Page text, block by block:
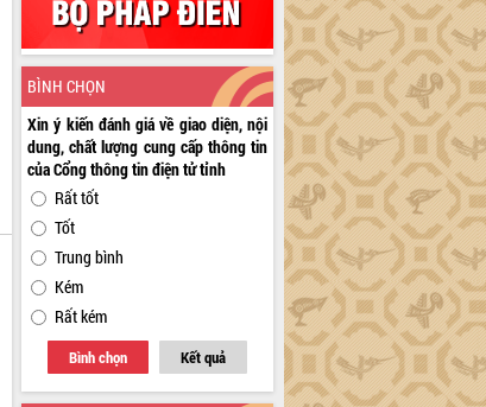
BÌNH CHỌN
Xin ý kiến đánh giá về giao diện, nội
dung, chất lượng cung cấp thông tin
của Cổng thông tin điện tử tỉnh
Rất tốt
Tốt
Trung bình
Kém
Rất kém
Bình chọn Kết quả